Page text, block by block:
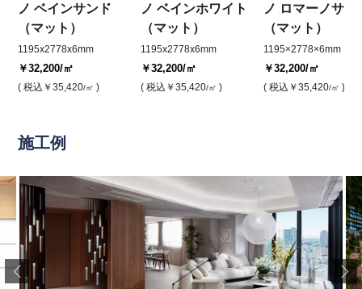
ノ ベインサンド
（マット）
1195x2778x6mm
￥32,200/㎡
( 税込 ￥35,420/㎡ )
ノ ベインホワイト
（マット）
1195x2778x6mm
￥32,200/㎡
( 税込 ￥35,420/㎡ )
ノ ロマーノサン
（マット）
1195×2778×6mm
￥32,200/㎡
( 税込 ￥35,420/㎡ )
施工例